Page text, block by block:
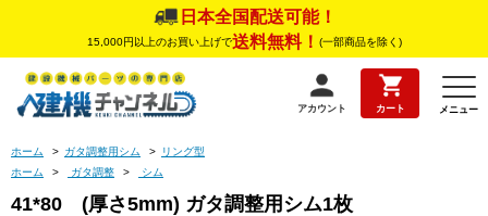
日本全国配送可能！
15,000円以上のお買い上げで送料無料！ (一部商品を除く)
アカウント カート メニュー
ホーム > ガタ調整用シム >
リング型
ホーム
> ガタ調整 > シム
41*80 (厚さ5mm) ガタ調整用シム1枚